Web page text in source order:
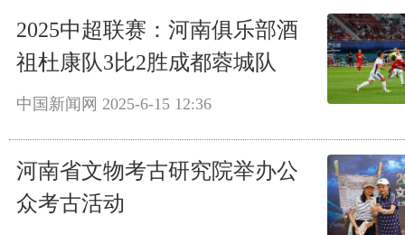
2025中超联赛：河南俱乐部酒
祖杜康队3比2胜成都蓉城队
中国新闻网 2025-6-15 12:36
河南省文物考古研究院举办公
众考古活动